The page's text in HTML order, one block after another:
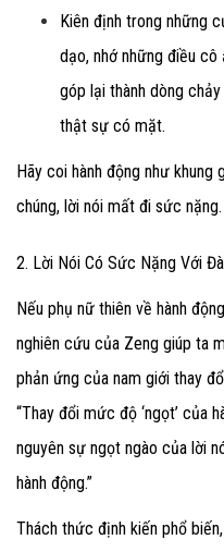
Kiên định trong những
dạo, nhớ những điều
góp lại thành dòng
thật sự có mặt.
Hãy coi hành động như
chúng, lời nói mất đi sức nặng.
2. Lời Nói Có Sức Nặng Với
Nếu phụ nữ thiên về hành
nghiên cứu của Zeng giúp ta
phản ứng của nam giới thay
“Thay đổi mức độ ‘ngọt’ của
nguyên sự ngọt ngào của lời
hành động.”
Thách thức định kiến phổ